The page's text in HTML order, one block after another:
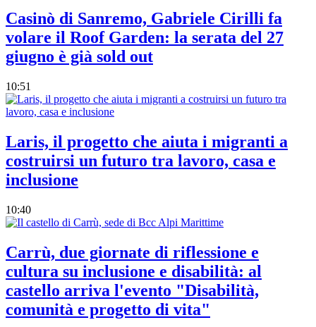
Casinò di Sanremo, Gabriele Cirilli fa
volare il Roof Garden: la serata del 27
giugno è già sold out
10:51
Laris, il progetto che aiuta i migranti a
costruirsi un futuro tra lavoro, casa e
inclusione
10:40
Carrù, due giornate di riflessione e
cultura su inclusione e disabilità: al
castello arriva l'evento "Disabilità,
comunità e progetto di vita"